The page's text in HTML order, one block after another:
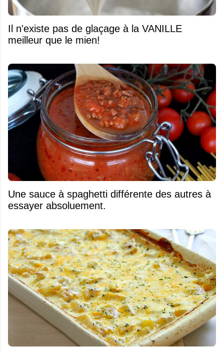
Il n'existe pas de glaçage à la VANILLE
meilleur que le mien!
Une sauce à spaghetti différente des autres à
essayer absoluement.